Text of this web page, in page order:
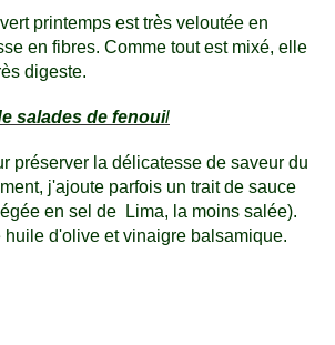
printemps est très veloutée en
en fibres. Comme tout est mixé, elle
digeste.
salades de fenouil
préserver la délicatesse de saveur du
j'ajoute parfois un trait de sauce
en sel de Lima, la moins salée).
huile d'olive et vinaigre balsamique.